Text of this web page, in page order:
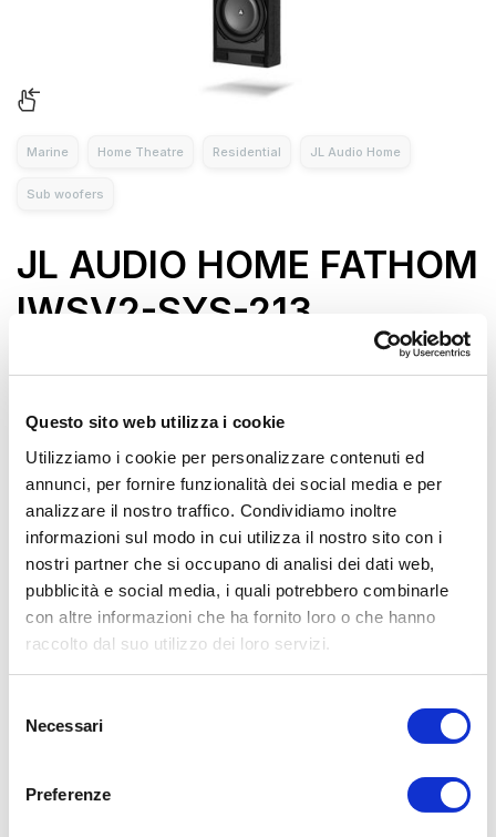
Questo sito web utilizza i cookie
Utilizziamo i cookie per personalizzare contenuti ed
annunci, per fornire funzionalità dei social media e per
analizzare il nostro traffico. Condividiamo inoltre
informazioni sul modo in cui utilizza il nostro sito con i
nostri partner che si occupano di analisi dei dati web,
pubblicità e social media, i quali potrebbero combinarle
con altre informazioni che ha fornito loro o che hanno
raccolto dal suo utilizzo dei loro servizi.
delNecessari
Preferenze
Marine Home Theatre Residential JL Audio Home
Sub woofers
JL AUDIO HOME FATHOM
IWSV2-SYS-213
Il sistema di subwoofer a incasso in parete IWV2-SYS-213 di
JL Audio è progettato per fornire un'esperienza audio
Questo sistema è costituito da due subwoofer in parete da
13,5 pollici, ciascuno equipaggiato con un driver W7v3
proprietario da 13,5 pollici, in grado di produrre bassi profondi
e potenti. Il sistema è alimentato da un amplificatore esterno a
2 canali da 3000 watt, progettato specificamente per l'uso
con questi subwoofer. La costruzione robusta, la qualità del
suono eccezionale e la facilità di installazione rendono
questo sistema di subwoofer un'ottima scelta per gli
appassionati di audio che desiderano un'esperienza audio di
alta qualità.
CARATTERISTICHE TECNICHE